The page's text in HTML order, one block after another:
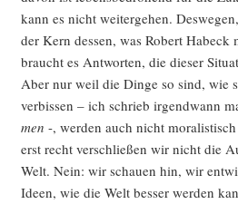
kann es nicht wei­ter­ge­hen.
der Kern des­sen, was Robert Habeck
braucht es Ant­wor­ten, die die­ser
Aber nur weil die Din­ge so sind, wie
ver­bis­sen – ich schrieb irgend­wann
men -, wer­den auch nicht
erst recht ver­schlie­ßen wir nicht die
Welt. Nein: wir schau­en hin, wir
Ideen, wie die Welt bes­ser wer­den